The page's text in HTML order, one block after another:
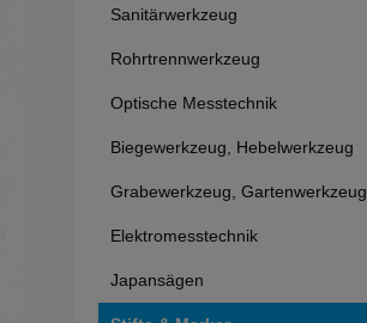
Sanitärwerkzeug
Rohrtrennwerkzeug
Optische Messtechnik
Biegewerkzeug, Hebelwerkzeug
Grabewerkzeug, Gartenwerkzeug
Elektromesstechnik
Japansägen